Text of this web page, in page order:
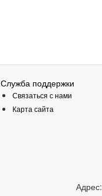
Служба поддержки
Связаться с нами
Карта сайта
Адрес: